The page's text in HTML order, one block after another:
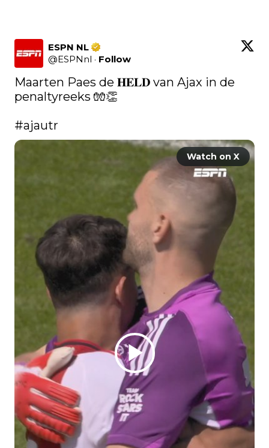
ESPN NL
@ESPNnl · Follow
Maarten Paes de 𝐇𝐄𝐋𝐃 van Ajax in de
penaltyreeks 🧤👏
#ajautr
Watch on X